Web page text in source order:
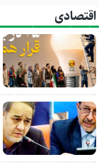
اقتصادی